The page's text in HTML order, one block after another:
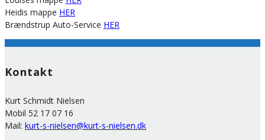
Heidis mappe HER
Brændstrup Auto-Service HER
Kontakt
Kurt Schmidt Nielsen
Mobil 52 17 07 16
Mail: kurt-s-nielsen@kurt-s-nielsen.dk